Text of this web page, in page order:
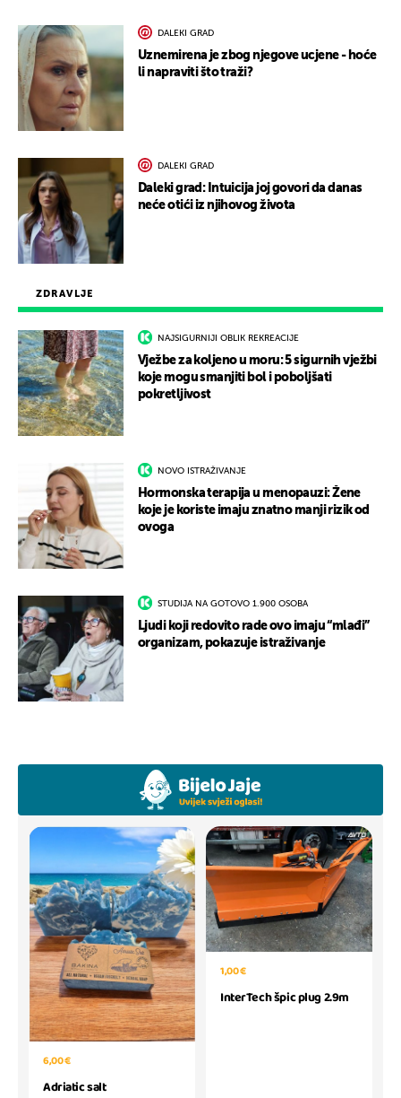
ZDRAVLJE
NAJSIGURNIJI OBLIK REKREACIJE
Vježbe za koljeno u moru: 5 sigurnih vježbi
koje mogu smanjiti bol i poboljšati
pokretljivost
NOVO ISTRAŽIVANJE
Hormonska terapija u menopauzi: Žene
koje je koriste imaju znatno manji rizik od
ovoga
STUDIJA NA GOTOVO 1.900 OSOBA
Ljudi koji redovito rade ovo imaju “mlađi”
organizam, pokazuje istraživanje
DALEKI GRAD
Uznemirena je zbog njegove ucjene - hoće
li napraviti što traži?
DALEKI GRAD
Daleki grad: Intuicija joj govori da danas
neće otići iz njihovog života
6,00 €
Adriatic salt
1,00 €
InterTech špic plug 2.9m